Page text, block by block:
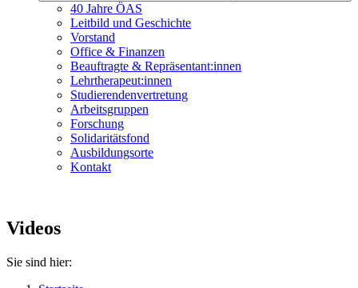
40 Jahre ÖAS
Leitbild und Geschichte
Vorstand
Office & Finanzen
Beauftragte & Repräsentant:innen
Lehrtherapeut:innen
Studierendenvertretung
Arbeitsgruppen
Forschung
Solidaritätsfond
Ausbildungsorte
Kontakt
Videos
Sie sind hier: